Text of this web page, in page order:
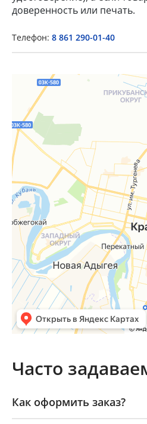
доверенность или печать.
Телефон: 8 861 290-01-40
Часто
Как оформить заказ?